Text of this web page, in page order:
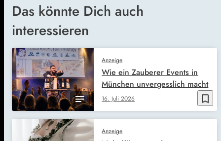
Das könnte Dich auch
interessieren
bookmark_border
Anzeige
16. Juli 2026
Wie ein Zauberer Events in
München unvergesslich macht
Anzeige